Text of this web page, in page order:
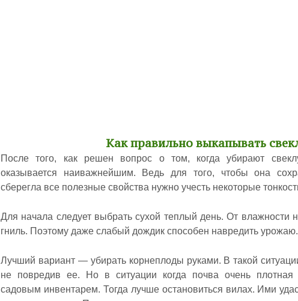
Как правильно выкапывать
После того, как решен вопрос о том, когда убирают
оказывается наиважнейшим. Ведь для того, чтобы она
сберегла все полезные свойства нужно учесть некоторые
Для начала следует выбрать сухой теплый день. От влажности
гниль. Поэтому даже слабый дождик способен навредить урожаю.
Лучший вариант — убирать корнеплоды руками. В такой
не повредив ее. Но в ситуации когда почва очень плотная
садовым инвентарем. Тогда лучше остановиться вилах. Ими